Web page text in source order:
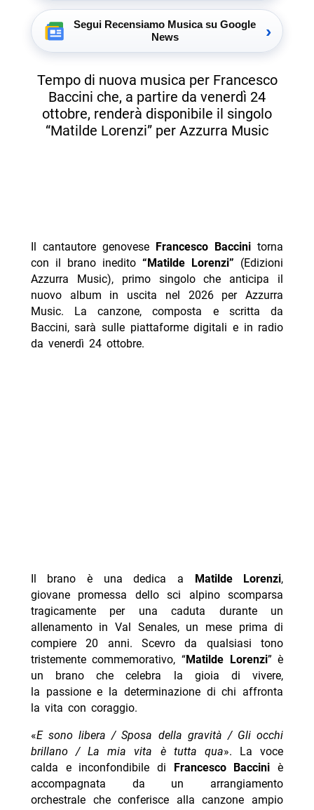
Segui Recensiamo Musica su Google
News
›
Tempo di nuova musica per Francesco
Baccini che, a partire da venerdì 24
ottobre, renderà disponibile il singolo
“Matilde Lorenzi” per Azzurra Music
Il cantautore genovese Francesco Baccini torna
con il brano inedito“Matilde Lorenzi” (Edizioni
Azzurra Music), primo singolo che anticipa il
nuovo album in uscita nel 2026 per Azzurra
Music. La canzone, composta e scritta da
Baccini, sarà sulle piattaforme digitali e in radio
da venerdì 24 ottobre.
Il brano è una dedica a Matilde Lorenzi,
giovane promessa dello sci alpino scomparsa
tragicamente per una caduta durante un
allenamento in Val Senales, un mese prima di
compiere 20 anni. Scevro da qualsiasi tono
tristemente commemorativo, “Matilde Lorenzi” è
un brano che celebra la gioia di vivere,
la passione e la determinazione di chi affronta
la vita con coraggio.
«E sono libera / Sposa della gravità / Gli occhi
brillano / La mia vita è tutta qua». La voce
calda e inconfondibile di
Francesco Bacciniè
accompagnata da un arrangiamento
orchestrale che conferisce alla canzone ampio